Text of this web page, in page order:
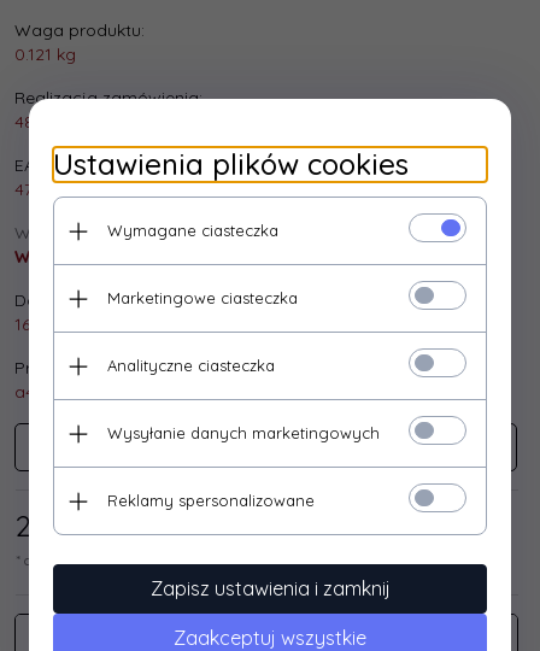
Waga produktu:
0.121 kg
Realizacja zamówienia:
48 godzin
EAN:
4711421879187
Wysyłka:
Wysyłka gratis!
Dostępna ilość:
16 szt.
Producent:
a4 tech
29, 27 / 36,00 PLN*
* cena netto / brutto
Ustawienia plików cookies
Wymagane ciasteczka
Marketingowe ciasteczka
Analityczne ciasteczka
Wysyłanie danych marketingowych
Reklamy spersonalizowane
Zapisz ustawienia i zamknij
Zaakceptuj wszystkie